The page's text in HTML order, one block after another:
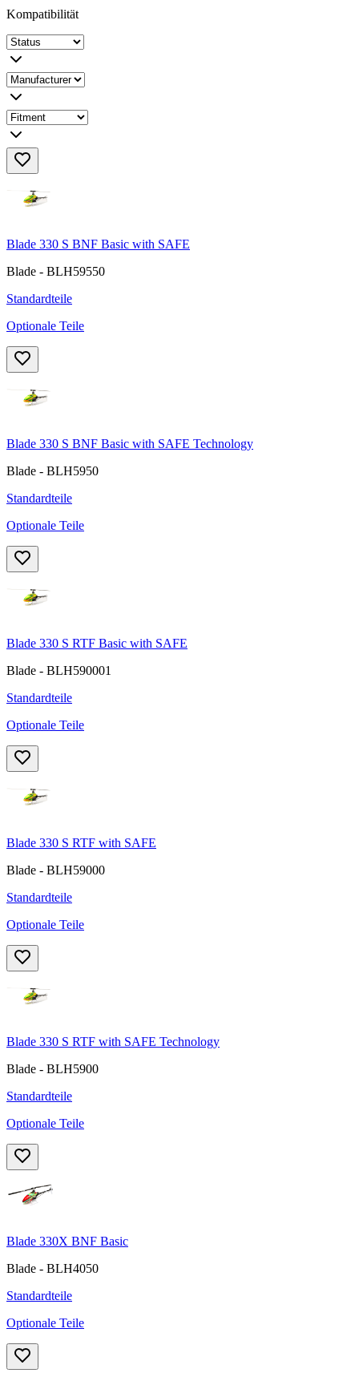
Kompatibilität
Blade 330 S BNF Basic with SAFE
Blade - BLH59550
Standardteile
Optionale Teile
Blade 330 S BNF Basic with SAFE Technology
Blade - BLH5950
Standardteile
Optionale Teile
Blade 330 S RTF Basic with SAFE
Blade - BLH590001
Standardteile
Optionale Teile
Blade 330 S RTF with SAFE
Blade - BLH59000
Standardteile
Optionale Teile
Blade 330 S RTF with SAFE Technology
Blade - BLH5900
Standardteile
Optionale Teile
Blade 330X BNF Basic
Blade - BLH4050
Standardteile
Optionale Teile